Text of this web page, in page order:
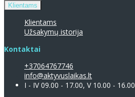
Klientams
Klientams
Užsakymų istorija
Kontaktai
+37064767746
info@aktyvuslaikas.lt
I - IV 09.00 - 17.00, V 10.00 - 16.00